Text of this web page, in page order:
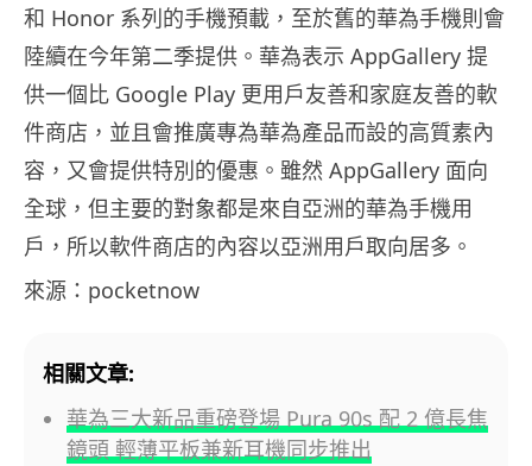
和 Honor 系列的手機預載，至於舊的華為手機則會
陸續在今年第二季提供。華為表示 AppGallery 提
供一個比 Google Play 更用戶友善和家庭友善的軟
件商店，並且會推廣專為華為產品而設的高質素內
容，又會提供特別的優惠。雖然 AppGallery 面向
全球，但主要的對象都是來自亞洲的華為手機用
戶，所以軟件商店的內容以亞洲用戶取向居多。
來源：pocketnow
相關文章:
華為三大新品重磅登場 Pura 90s 配 2 億長焦
鏡頭 輕薄平板兼新耳機同步推出